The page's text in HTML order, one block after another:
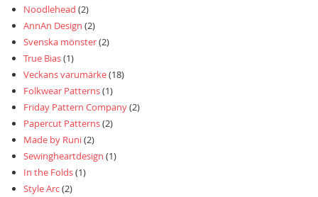
Noodlehead (2)
AnnAn Design (2)
Svenska mönster(2)
True Bias(1)
Veckans varumärke(18)
Folkwear Patterns(1)
Friday Pattern Company(2)
Papercut Patterns(2)
Made by Runi(2)
Sewingheartdesign (1)
In the Folds(1)
Style Arc(2)